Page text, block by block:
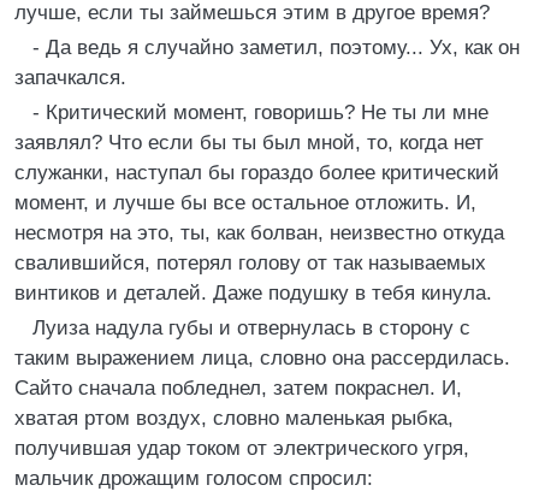
лучше, если ты займешься этим в другое время?
- Да ведь я случайно заметил, поэтому... Ух, как он
запачкался.
- Критический момент, говоришь? Не ты ли мне
заявлял? Что если бы ты был мной, то, когда нет
служанки, наступал бы гораздо более критический
момент, и лучше бы все остальное отложить. И,
несмотря на это, ты, как болван, неизвестно откуда
свалившийся, потерял голову от так называемых
винтиков и деталей. Даже подушку в тебя кинула.
Луиза надула губы и отвернулась в сторону с
таким выражением лица, словно она рассердилась.
Сайто сначала побледнел, затем покраснел. И,
хватая ртом воздух, словно маленькая рыбка,
получившая удар током от электрического угря,
мальчик дрожащим голосом спросил: